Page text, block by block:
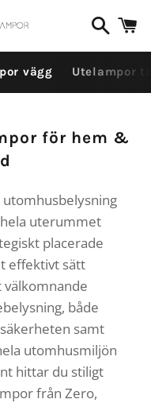
Sök
vägg Utelampor
för hem &
utomhusbelysning
uterummet
placerade
effektivt sätt
välkomnande
både
samt
utomhusmiljön
hittar du stiligt
från Zero,